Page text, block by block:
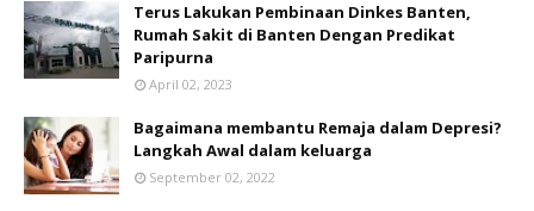
Terus Lakukan Pembinaan Dinkes Banten,
Rumah Sakit di Banten Dengan Predikat
Paripurna
April 02, 2023
Bagaimana membantu Remaja dalam Depresi?
Langkah Awal dalam keluarga
September 02, 2022